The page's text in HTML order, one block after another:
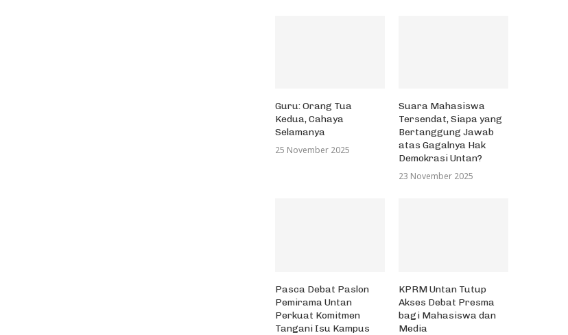
Guru: Orang Tua
Kedua, Cahaya
Selamanya
25 November 2025
Suara Mahasiswa
Tersendat, Siapa yang
Bertanggung Jawab
atas Gagalnya Hak
Demokrasi Untan?
23 November 2025
Pasca Debat Paslon
Pemirama Untan
Perkuat Komitmen
Tangani Isu Kampus
KPRM Untan Tutup
Akses Debat Presma
bagi Mahasiswa dan
Media